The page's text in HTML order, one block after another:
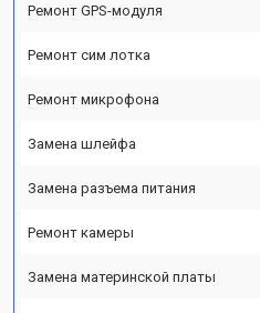
Ремонт GPS-модуля
Ремонт сим лотка
Ремонт микрофона
Замена шлейфа
Замена разъема питания
Ремонт камеры
Замена материнской платы